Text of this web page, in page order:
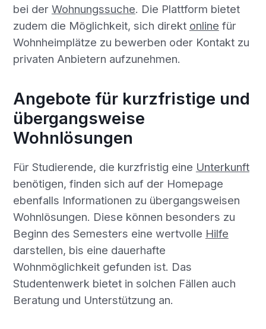
bei der Wohnungssuche. Die Plattform bietet
zudem die Möglichkeit, sich direkt online für
Wohnheimplätze zu bewerben oder Kontakt zu
privaten Anbietern aufzunehmen.
Angebote für kurzfristige und
übergangsweise
Wohnlösungen
Für Studierende, die kurzfristig eine Unterkunft
benötigen, finden sich auf der Homepage
ebenfalls Informationen zu übergangsweisen
Wohnlösungen. Diese können besonders zu
Beginn des Semesters eine wertvolle Hilfe
darstellen, bis eine dauerhafte
Wohnmöglichkeit gefunden ist. Das
Studentenwerk bietet in solchen Fällen auch
Beratung und Unterstützung an.